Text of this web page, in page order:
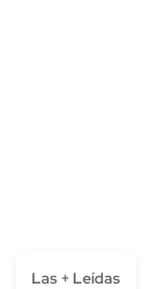
Las + Leídas